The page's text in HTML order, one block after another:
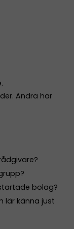
Andra har
bolag?
lär känna just